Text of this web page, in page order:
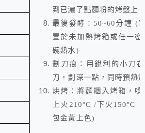
到已灑了點麵粉的烤盤上
最後發酵 ：50~60分鐘(
置於未加熱烤箱或任一
碗熱水)
劃刀痕：用銳利的小刀
刀，劃深一點，同時預熱
烘烤：將麵糰入烤箱，
上火 210°C / 下火150°C
包金黃上色)